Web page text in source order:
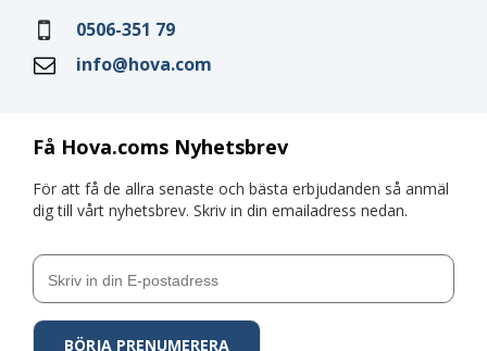
Få Hova.coms Nyhetsbrev
För att få de allra senaste och bästa erbjudanden så anmäl
dig till vårt nyhetsbrev. Skriv in din emailadress nedan.
0506-351 79
info@hova.com